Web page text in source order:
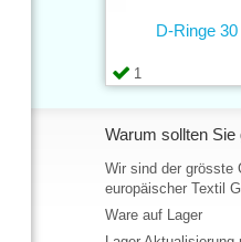
1
D-Ringe
Warum sollten
Wir sind der grösste
europäischer Textil
Ware auf Lager